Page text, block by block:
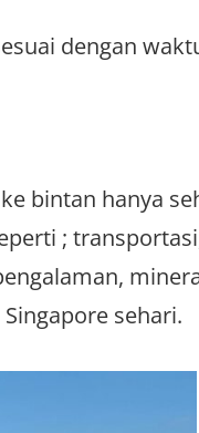
dengan
bintan hanya
;
sehari.